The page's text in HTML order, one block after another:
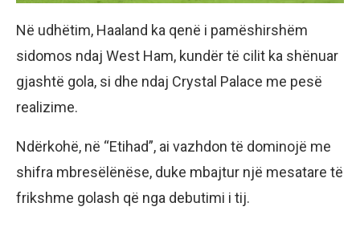
Në udhëtim, Haaland ka qenë i pamëshirshëm
sidomos ndaj West Ham, kundër të cilit ka shënuar
gjashtë gola, si dhe ndaj Crystal Palace me pesë
realizime.
Ndërkohë, në “Etihad”, ai vazhdon të dominojë me
shifra mbresëlënëse, duke mbajtur një mesatare të
frikshme golash që nga debutimi i tij.